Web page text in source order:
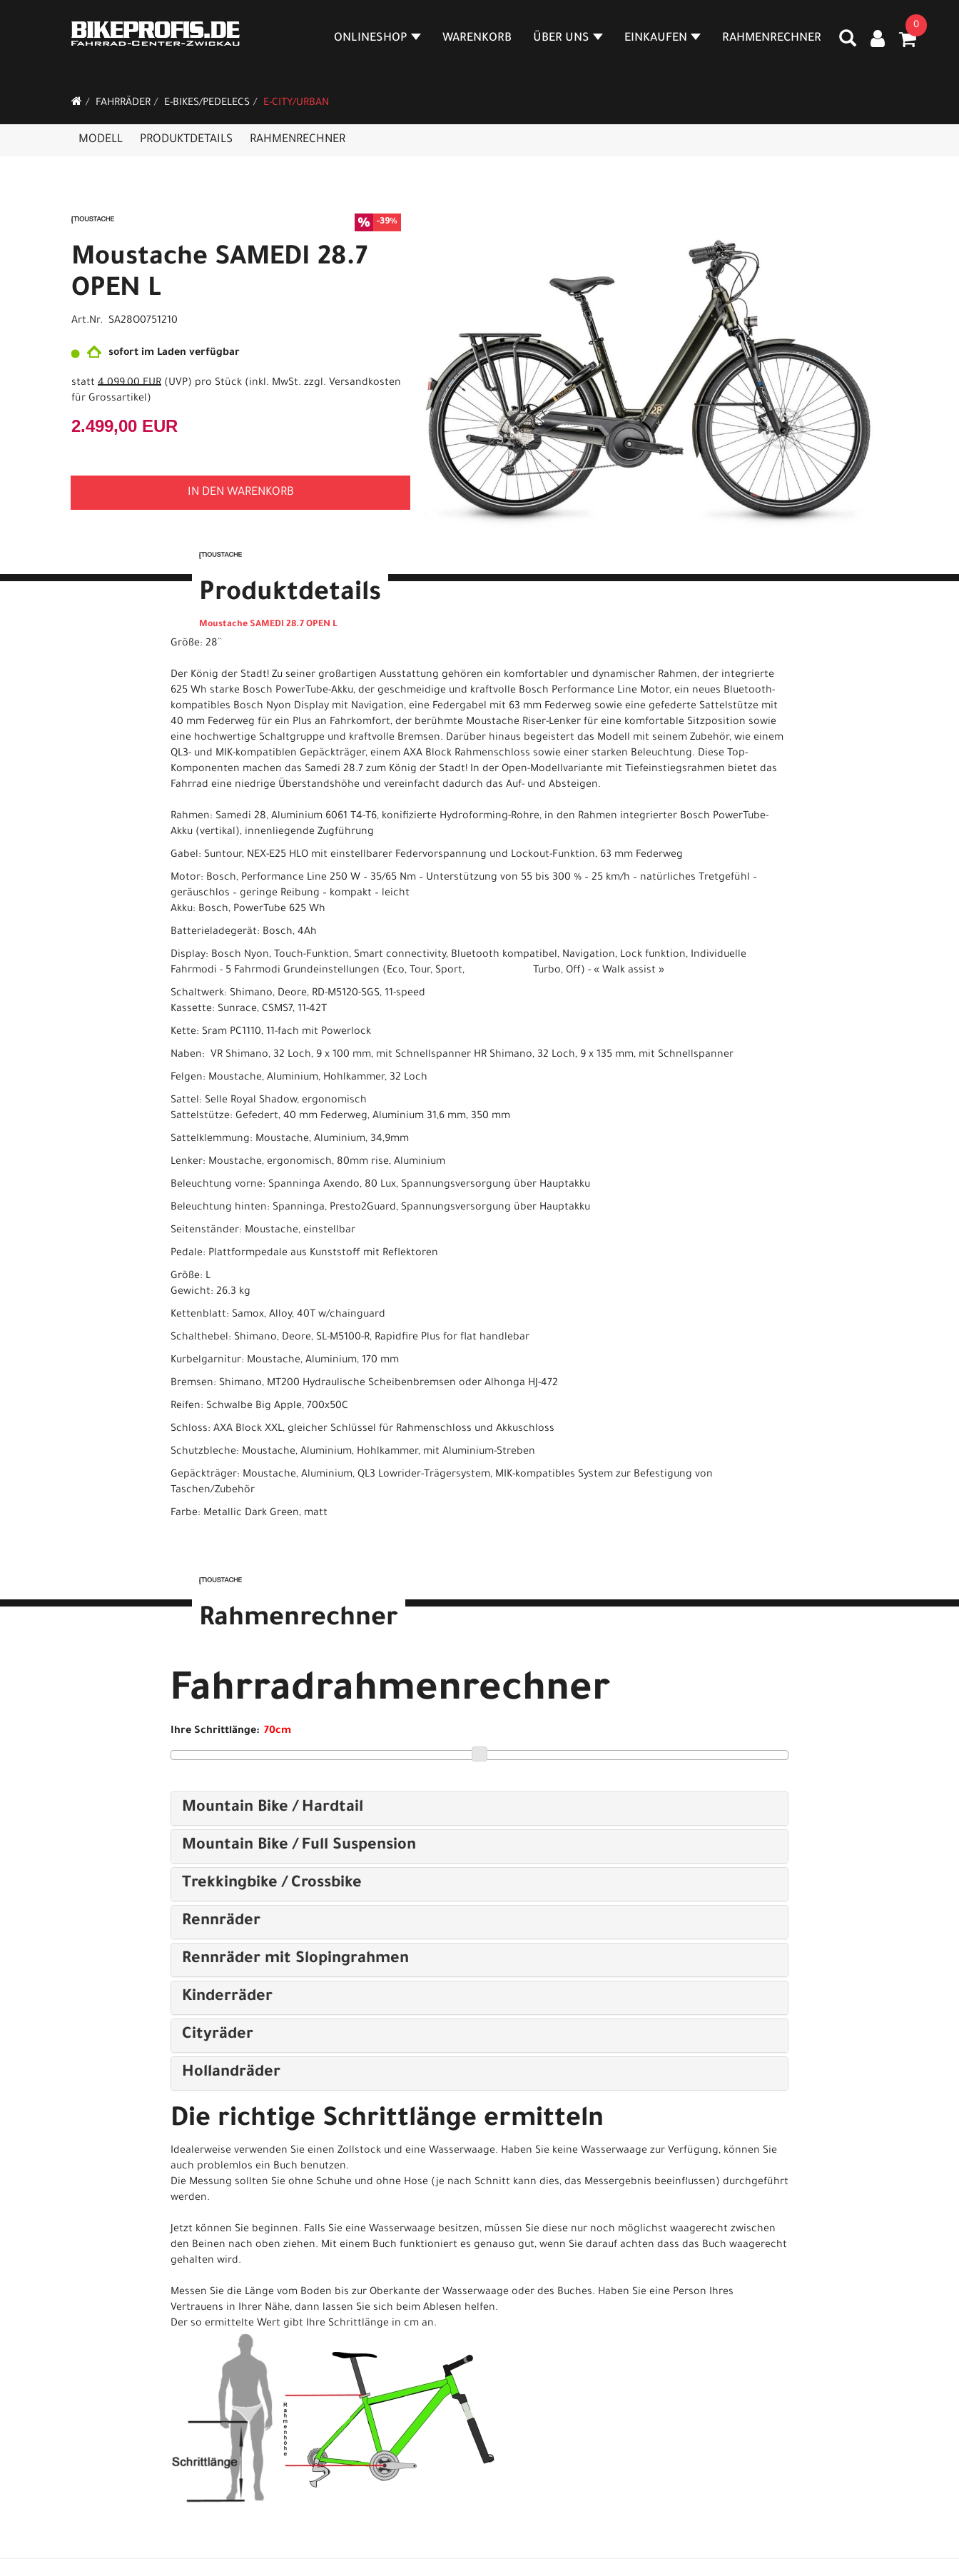
0
ONLINESHOP WARENKORB ÜBER UNS EINKAUFEN RAHMENRECHNER
FAHRRÄDER E-BIKES/PEDELECS E-CITY/URBAN
MODELL PRODUKTDETAILS RAHMENRECHNER
-39%
Moustache SAMEDI 28.7
OPEN L
Art.Nr. SA28O0751210
sofort im Laden verfügbar
statt 4.099,00 EUR (UVP) pro Stück (inkl. MwSt. zzgl. Versandkosten
für Grossartikel)
2.499,00 EUR
IN DEN WARENKORB
Produktdetails
Moustache SAMEDI 28.7 OPEN L
Größe: 28``
Der König der Stadt! Zu seiner großartigen Ausstattung gehören ein komfortabler und dynamischer Rahmen, der integrierte
625 Wh starke Bosch PowerTube-Akku, der geschmeidige und kraftvolle Bosch Performance Line Motor, ein neues Bluetooth-
kompatibles Bosch Nyon Display mit Navigation, eine Federgabel mit 63 mm Federweg sowie eine gefederte Sattelstütze mit
40 mm Federweg für ein Plus an Fahrkomfort, der berühmte Moustache Riser-Lenker für eine komfortable Sitzposition sowie
eine hochwertige Schaltgruppe und kraftvolle Bremsen. Darüber hinaus begeistert das Modell mit seinem Zubehör, wie einem
QL3- und MIK-kompatiblen Gepäckträger, einem AXA Block Rahmenschloss sowie einer starken Beleuchtung. Diese Top-
Komponenten machen das Samedi 28.7 zum König der Stadt! In der Open-Modellvariante mit Tiefeinstiegsrahmen bietet das
Fahrrad eine niedrige Überstandshöhe und vereinfacht dadurch das Auf- und Absteigen.
Rahmen: Samedi 28, Aluminium 6061 T4-T6, konifizierte Hydroforming-Rohre, in den Rahmen integrierter Bosch PowerTube-
Akku (vertikal), innenliegende Zugführung
Gabel: Suntour, NEX-E25 HLO mit einstellbarer Federvorspannung und Lockout-Funktion, 63 mm Federweg
Motor: Bosch, Performance Line 250 W – 35/65 Nm – Unterstützung von 55 bis 300 % – 25 km/h – natürliches Tretgefühl –
geräuschlos – geringe Reibung – kompakt – leicht
Akku: Bosch, PowerTube 625 Wh
Batterieladegerät: Bosch, 4Ah
Display: Bosch Nyon, Touch-Funktion, Smart connectivity, Bluetooth kompatibel, Navigation, Lock funktion, Individuelle
Fahrmodi - 5 Fahrmodi Grundeinstellungen (Eco, Tour, Sport, Turbo, Off) - « Walk assist »
Schaltwerk: Shimano, Deore, RD-M5120-SGS, 11-speed
Kassette: Sunrace, CSMS7, 11-42T
Kette: Sram PC1110, 11-fach mit Powerlock
Naben: VR Shimano, 32 Loch, 9 x 100 mm, mit Schnellspanner HR Shimano, 32 Loch, 9 x 135 mm, mit Schnellspanner
Felgen: Moustache, Aluminium, Hohlkammer, 32 Loch
Sattel: Selle Royal Shadow, ergonomisch
Sattelstütze: Gefedert, 40 mm Federweg, Aluminium 31,6 mm, 350 mm
Sattelklemmung: Moustache, Aluminium, 34,9mm
Lenker: Moustache, ergonomisch, 80mm rise, Aluminium
Beleuchtung vorne: Spanninga Axendo, 80 Lux, Spannungsversorgung über Hauptakku
Beleuchtung hinten: Spanninga, Presto2Guard, Spannungsversorgung über Hauptakku
Seitenständer: Moustache, einstellbar
Pedale: Plattformpedale aus Kunststoff mit Reflektoren
Größe: L
Gewicht: 26.3 kg
Kettenblatt: Samox, Alloy, 40T w/chainguard
Schalthebel: Shimano, Deore, SL-M5100-R, Rapidfire Plus for flat handlebar
Kurbelgarnitur: Moustache, Aluminium, 170 mm
Bremsen: Shimano, MT200 Hydraulische Scheibenbremsen oder Alhonga HJ-472
Reifen: Schwalbe Big Apple, 700x50C
Schloss: AXA Block XXL, gleicher Schlüssel für Rahmenschloss und Akkuschloss
Schutzbleche: Moustache, Aluminium, Hohlkammer, mit Aluminium-Streben
Gepäckträger: Moustache, Aluminium, QL3 Lowrider-Trägersystem, MIK-kompatibles System zur Befestigung von
Taschen/Zubehör
Farbe: Metallic Dark Green, matt
Rahmenrechner
Fahrradrahmenrechner
Ihre Schrittlänge:
Mountain Bike / Hardtail
Mountain Bike / Full Suspension
Trekkingbike / Crossbike
Rennräder
Rennräder mit Slopingrahmen
Kinderräder
Cityräder
Hollandräder
Die richtige Schrittlänge ermitteln
Idealerweise verwenden Sie einen Zollstock und eine Wasserwaage. Haben Sie keine Wasserwaage zur Verfügung, können Sie
auch problemlos ein Buch benutzen.
Die Messung sollten Sie ohne Schuhe und ohne Hose (je nach Schnitt kann dies, das Messergebnis beeinflussen) durchgeführt
werden.
Jetzt können Sie beginnen. Falls Sie eine Wasserwaage besitzen, müssen Sie diese nur noch möglichst waagerecht zwischen
den Beinen nach oben ziehen. Mit einem Buch funktioniert es genauso gut, wenn Sie darauf achten dass das Buch waagerecht
gehalten wird.
Messen Sie die Länge vom Boden bis zur Oberkante der Wasserwaage oder des Buches. Haben Sie eine Person Ihres
Vertrauens in Ihrer Nähe, dann lassen Sie sich beim Ablesen helfen.
Der so ermittelte Wert gibt Ihre Schrittlänge in cm an.